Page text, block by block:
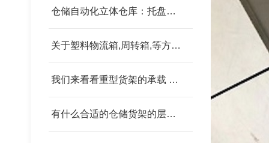
仓储自动化立体仓库：托盘式、箱盒式、链斗式的分类汇总 我父亲为范围发改委
关于塑料物流箱,周转箱,等方面的信息和资料 我父亲为范围发改委
我们来看看重型货架的承载 我父亲为范围发改委
有什么合适的仓储货架的层板 我父亲为范围发改委